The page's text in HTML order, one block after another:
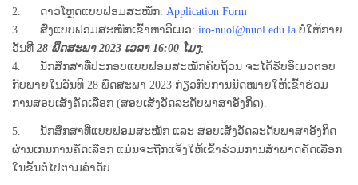
2. ດາວໂຫຼດແບບຟອມສະໝັກ: Application Form
3. ສົ່ງແບບຟອມສະໝັກເຂົ້າຫາອິເມວ: iro-nuol@nuol.edu.la ບໍ່ໃຫ້ກາຍ
ວັນທີ 28 ພຶດສະພາ 2023 ເວລາ 16:00 ໂມງ;
4. ນັກສຶກສາທີ່ປະກອບແບບຟອມສະໝັກຄົບຖ້ວນ ຈະໄດ້ຮັບອິເມວຕອບ
ກັບພາຍໃນວັນທີ 28 ພຶດສະພາ 2023 ກ່ຽວກັບການນັດໝາຍໃຫ້ເຂົ້າຮ່ວມ
ການສອບເສັງຄັດເລືອກ (ສອບເສັງວັດລະດັບພາສາອັງກິດ).
5. ນັກສຶກສາທີ່ແບບຟອມສະໝັກ ແລະ ສອບເສັງວັດລະດັບພາສາອັງກິດ
ຜ່ານເກນການຄັດເລືອກ ແມ່ນຈະຖືກແຈ້ງໃຫ້ເຂົ້າຮ່ວມການສໍາພາດຄັດເລືອກ
ໃນຂັ້ນຕໍ່ໄປຕາມລໍາດັບ.